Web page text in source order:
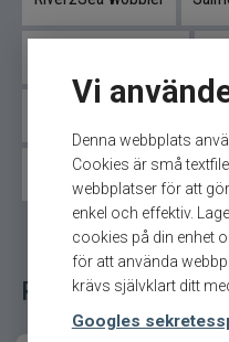
Vi
Denna webbplats
Cookies är små
webbplatser för att
enkel och effektiv.
cookies på din enhet
för att använda
krävs självklart ditt
Googles
strömmande vatten.
som får även
Produktfördelar
Livlig och
Effektiv vid
Perfekt för
Lockar abborre
Ger kontroll i
Westin wobbler Övriga
Relaterade